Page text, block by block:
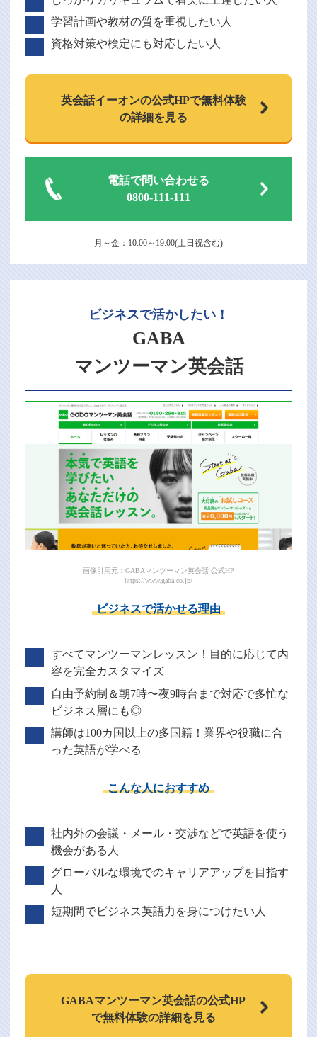
学習計画や教材の質を重視したい人
資格対策や検定にも対応したい人
英会話イーオンの公式HPで無料体験
の詳細を見る
電話で問い合わせる
0800-111-111
月～金：10:00～19:00(土日祝含む)
ビジネスで活かしたい！
GABA
マンツーマン英会話
画像引用元：GABAマンツーマン英会話 公式HP
https://www.gaba.co.jp/
ビジネスで活かせる理由
すべてマンツーマンレッスン！目的に応じて内
容を完全カスタマイズ
自由予約制＆朝7時〜夜9時台まで対応で多忙な
ビジネス層にも◎
講師は100カ国以上の多国籍！業界や役職に合
った英語が学べる
こんな人におすすめ
社内外の会議・メール・交渉などで英語を使う
機会がある人
グローバルな環境でのキャリアアップを目指す
人
短期間でビジネス英語力を身につけたい人
GABAマンツーマン英会話の公式HP
で無料体験の詳細を見る